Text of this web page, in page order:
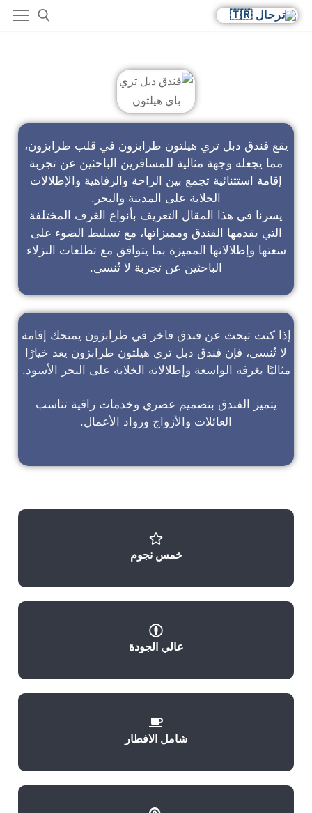
يقع فندق دبل تري هيلتون طرابزون في قلب طرابزون،
مما يجعله وجهة مثالية للمسافرين الباحثين عن تجربة
إقامة استثنائية تجمع بين الراحة والرفاهية والإطلالات
الخلابة على المدينة والبحر.
يسرنا في هذا المقال التعريف بأنواع الغرف المختلفة
التي يقدمها الفندق ومميزاتها، مع تسليط الضوء على
سعتها وإطلالاتها المميزة بما يتوافق مع تطلعات النزلاء
الباحثين عن تجربة لا تُنسى.
إذا كنت تبحث عن فندق فاخر في طرابزون يمنحك إقامة
لا تُنسى، فإن فندق دبل تري هيلتون طرابزون يعد خيارًا
مثاليًا بغرفه الواسعة وإطلالاته الخلابة على البحر الأسود.
يتميز الفندق بتصميم عصري وخدمات راقية تناسب
العائلات والأزواج ورواد الأعمال.
خمس نجوم
عالي الجودة
شامل الافطار